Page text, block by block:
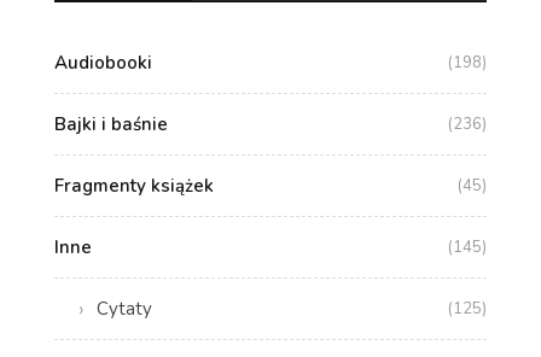
Audiobooki (198)
Bajki i baśnie (236)
Fragmenty książek (45)
Inne (145)
Cytaty (125)